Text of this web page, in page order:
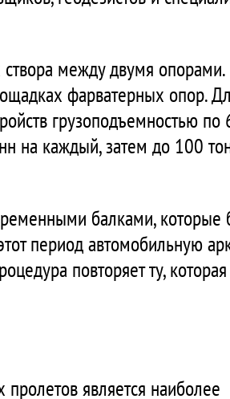
створа между двумя
фарватерных опор.
грузоподъемностью по
на каждый, затем до 100
балками, которые
период автомобильную
повторяет ту,
является наиболее